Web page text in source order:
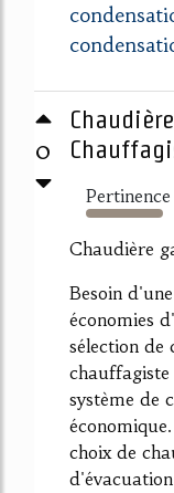
0
Pertinence
808%
Chaudière
Besoin
économies
sélection de
système de
choix de